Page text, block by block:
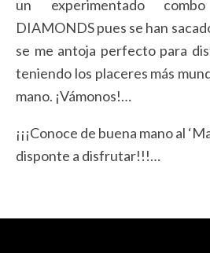
un experimentado
DIAMONDS pues se han
se me antoja perfecto para
teniendo los placeres más
mano. ¡Vámonos!…
¡¡¡Conoce de buena mano al
disponte a disfrutar!!!…